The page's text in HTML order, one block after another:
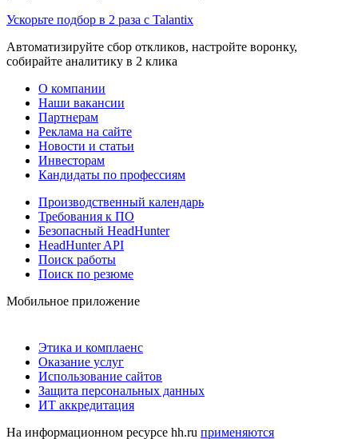
Ускорьте подбор в 2 раза с Talantix
Автоматизируйте сбор откликов, настройте воронку,
собирайте аналитику в 2 клика
О компании
Наши вакансии
Партнерам
Реклама на сайте
Новости и статьи
Инвесторам
Кандидаты по профессиям
Производственный календарь
Требования к ПО
Безопасный HeadHunter
HeadHunter API
Поиск работы
Поиск по резюме
Мобильное приложение
Этика и комплаенс
Оказание услуг
Использование сайтов
Защита персональных данных
ИТ аккредитация
На информационном ресурсе hh.ru применяются